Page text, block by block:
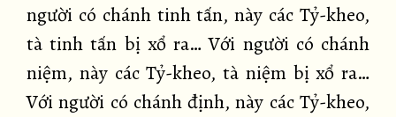
người có chánh tinh tấn, này các Tỷ-kheo,
tà tinh tấn bị xổ ra… Với người có chánh
niệm, này các Tỷ-kheo, tà niệm bị xổ ra…
Với người có chánh định, này các Tỷ-kheo,